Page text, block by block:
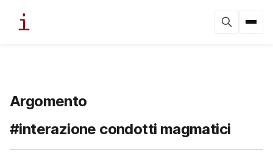
Argomento
#interazione condotti magmatici